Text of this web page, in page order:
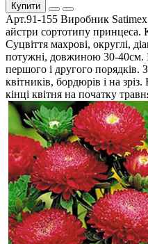
Купити
Арт.91-155 Виробник
айстри сортотипу
Суцвіття махрові, округлі,
потужні, довжиною 30-40см.
першого і другого порядків.
квітників, бордюрів і на
кінці квітня на початку